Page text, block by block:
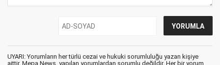
UYARI: Yorumların her türlü cezai ve hukuki sorumluluğu yazan kişiye
aittir. Mepa News, yapılan yorumlardan sorumlu değildir. Her bir yorum